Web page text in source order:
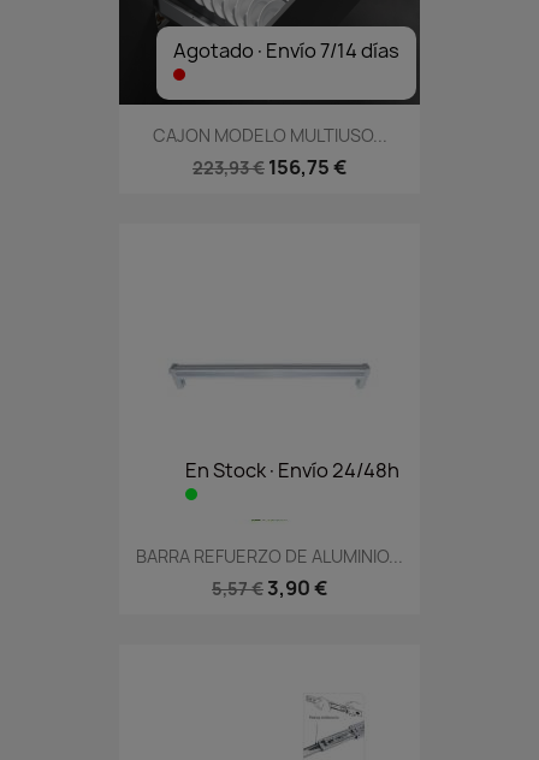
Agotado·Envío 7/14 días
CAJON MODELO MULTIUSO...
223,93 € 156,75 €
En Stock·Envío 24/48h
BARRA REFUERZO DE ALUMINIO...
5,57 € 3,90 €